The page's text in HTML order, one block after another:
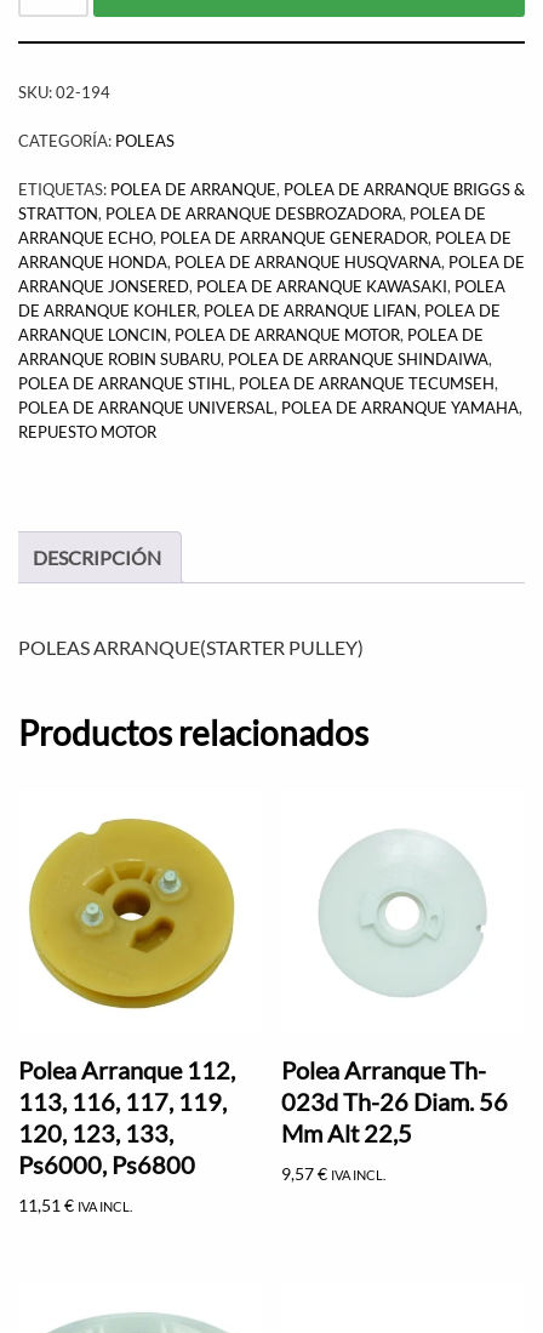
SKU:02-194
CATEGORÍA: POLEAS
ETIQUETAS: POLEA DE ARRANQUE, POLEA DE ARRANQUE BRIGGS &
STRATTON, POLEA DE ARRANQUE DESBROZADORA, POLEA DE
ARRANQUE ECHO, POLEA DE ARRANQUE GENERADOR, POLEA DE
ARRANQUE HONDA, POLEA DE ARRANQUE HUSQVARNA, POLEA DE
ARRANQUE JONSERED, POLEA DE ARRANQUE KAWASAKI, POLEA
DE ARRANQUE KOHLER, POLEA DE ARRANQUE LIFAN, POLEA DE
ARRANQUE LONCIN, POLEA DE ARRANQUE MOTOR, POLEA DE
ARRANQUE ROBIN SUBARU, POLEA DE ARRANQUE SHINDAIWA,
POLEA DE ARRANQUE STIHL, POLEA DE ARRANQUE TECUMSEH,
POLEA DE ARRANQUE UNIVERSAL, POLEA DE ARRANQUE YAMAHA,
REPUESTO MOTOR
DESCRIPCIÓN
POLEAS ARRANQUE(STARTER PULLEY)
Productos relacionados
Polea Arranque 112,
113, 116, 117, 119,
120, 123, 133,
Ps6000, Ps6800
11,51 € IVA INCL.
Polea Arranque Th-
023d Th-26 Diam. 56
Mm Alt 22,5
9,57€ IVA INCL.